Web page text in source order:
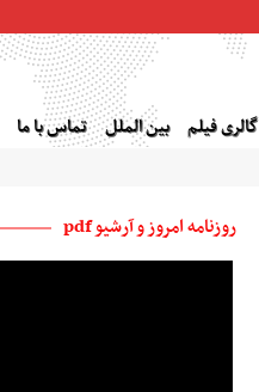
گالری فیلم بین الملل تماس با ما
روزنامه امروز و آرشیو pdf